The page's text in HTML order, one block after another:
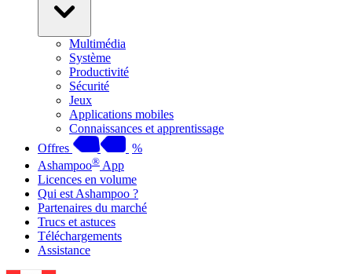
Multimédia
Système
Productivité
Sécurité
Jeux
Applications mobiles
Connaissances et apprentissage
Offres
%
Ashampoo® App
Licences en volume
Qui est Ashampoo ?
Partenaires du marché
Trucs et astuces
Téléchargements
Assistance